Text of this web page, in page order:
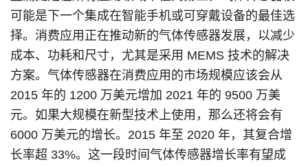
可能是下一个集成在智能手机或可穿戴设备的最佳选
择。消费应用正在推动新的气体传感器发展，以减少
成本、功耗和尺寸，尤其是采用 MEMS 技术的解决
方案。气体传感器在消费应用的市场规模应该会从
2015 年的 1200 万美元增加 2021 年的 9500 万美
元。如果大规模在新型技术上使用，那么还将会有
6000 万美元的增长。2015 年至 2020 年，其复合增
长率超 33%。这一段时间气体传感器增长率有望成